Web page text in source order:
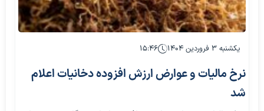
یکشنبه ۳ فروردین ۱۴۰۴ ۱۵:۴۶
نرخ مالیات و عوارض ارزش‌ افزوده دخانیات اعلام
شد